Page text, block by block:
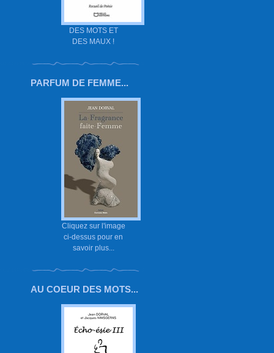
DES MOTS ET
DES MAUX !
PARFUM DE FEMME...
Cliquez sur l'image
ci-dessus pour en
savoir plus...
AU COEUR DES MOTS...